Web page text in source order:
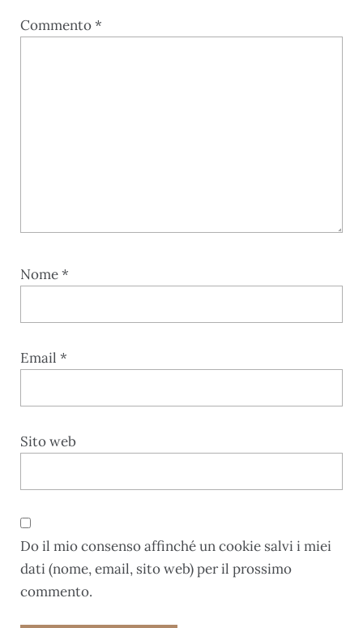
Commento*
Nome*
Email *
Sito web
Do il mio consenso affinché un cookie salvi i miei
dati (nome, email, sito web) per il prossimo
commento.